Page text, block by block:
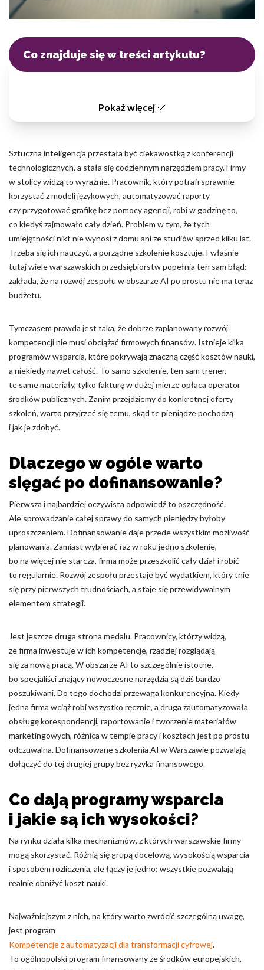
Co znajduje się w treści artykułu?
Pokaż więcej
Sztuczna inteligencja przestała być ciekawostką z konferencji
technologicznych, a stała się codziennym narzędziem pracy. Firmy
w stolicy widzą to wyraźnie. Pracownik, który potrafi sprawnie
korzystać z modeli językowych, automatyzować raporty
czy przygotować grafikę bez pomocy agencji, robi w godzinę to,
co kiedyś zajmowało cały dzień. Problem w tym, że tych
umiejętności nikt nie wynosi z domu ani ze studiów sprzed kilku lat.
Trzeba się ich nauczyć, a porządne szkolenie kosztuje. I właśnie
tutaj wiele warszawskich przedsiębiorstw popełnia ten sam błąd:
zakłada, że na rozwój zespołu w obszarze AI po prostu nie ma teraz
budżetu.
Tymczasem prawda jest taka, że dobrze zaplanowany rozwój
kompetencji nie musi obciążać firmowych finansów. Istnieje kilka
programów wsparcia, które pokrywają znaczną część kosztów nauki,
a niekiedy nawet całość. To samo szkolenie, ten sam trener,
te same materiały, tylko fakturę w dużej mierze opłaca operator
środków publicznych. Zanim przejdziemy do konkretnej oferty
szkoleń, warto przyjrzeć się temu, skąd te pieniądze pochodzą
i jak je zdobyć.
Dlaczego w ogóle warto
sięgać po dofinansowanie?
Pierwsza i najbardziej oczywista odpowiedź to oszczędność.
Ale sprowadzanie całej sprawy do samych pieniędzy byłoby
uproszczeniem. Dofinansowanie daje przede wszystkim możliwość
planowania. Zamiast wybierać raz w roku jedno szkolenie,
bo na więcej nie starcza, firma może przeszkolić cały dział i robić
to regularnie. Rozwój zespołu przestaje być wydatkiem, który tnie
się przy pierwszych trudnościach, a staje się przewidywalnym
elementem strategii.
Jest jeszcze druga strona medalu. Pracownicy, którzy widzą,
że firma inwestuje w ich kompetencje, rzadziej rozglądają
się za nową pracą. W obszarze AI to szczególnie istotne,
bo specjaliści znający nowoczesne narzędzia są dziś bardzo
poszukiwani. Do tego dochodzi przewaga konkurencyjna. Kiedy
jedna firma wciąż robi wszystko ręcznie, a druga zautomatyzowała
obsługę korespondencji, raportowanie i tworzenie materiałów
marketingowych, różnica w tempie pracy i kosztach jest po prostu
odczuwalna. Dofinansowane szkolenia AI w Warszawie pozwalają
dołączyć do tej drugiej grupy bez ryzyka finansowego.
Co dają programy wsparcia
i jakie są ich wysokości?
Na rynku działa kilka mechanizmów, z których warszawskie firmy
mogą skorzystać. Różnią się grupą docelową, wysokością wsparcia
i sposobem rozliczenia, ale łączy je jedno: wszystkie pozwalają
realnie obniżyć koszt nauki.
Najważniejszym z nich, na który warto zwrócić szczególną uwagę,
jest program
Kompetencje z automatyzacji dla transformacji cyfrowej.
To ogólnopolski program finansowany ze środków europejskich,
preferowany język lub region, w którym znajduje się użytkownik.
Statystyczne pliki cookie pomagają właścicielem stron
Marketing
użytkowników na stronach internetowych. Celem jest wyświetlanie
reklam, które są istotne i interesujące dla poszczególnych
użytkowników i tym samym bardziej cenne dla wydawców i
reklamodawców strony trzeciej.
Nieklasyfikowane
Nieklasyfikowane pliki cookie, to pliki, które są w procesie
klasyfikowania, wraz z dostawcami poszczególnych ciasteczek.
Akceptuj wszystko